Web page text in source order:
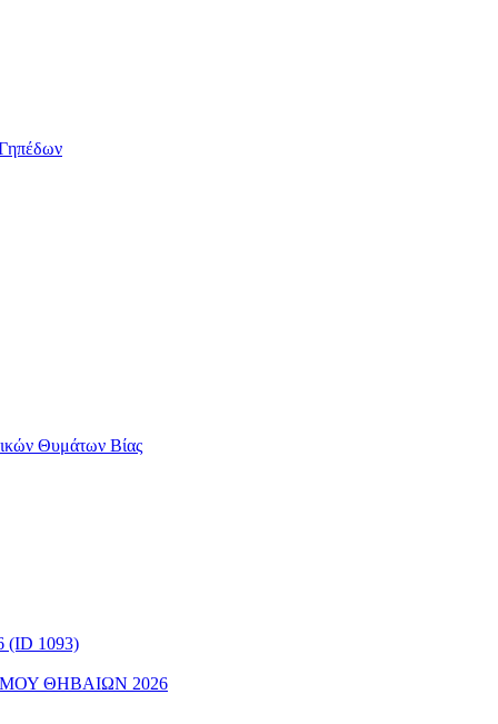
Θυμάτων Βίας
(ID 1093)
ΘΗΒΑΙΩΝ 2026